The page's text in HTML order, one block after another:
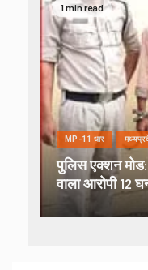
1 min read
MP-11 धार
पुलिस एक्शन मोड:
वाला आरोपी 12